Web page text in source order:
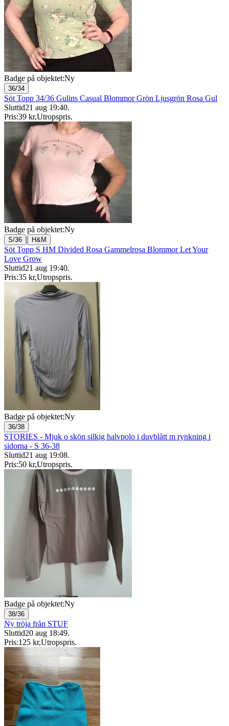
Badge på objektet:Ny
36/34
Söt Topp 34/36 Gulins Casual Blommor Grön Ljusgrön Rosa Gul
Sluttid21 aug 19:40.
Pris:39 kr,Utropspris.
Badge på objektet:Ny
S/36 | H&M
Söt Topp S HM Divided Rosa Gammelrosa Blommor Let Your
Love Grow
Sluttid21 aug 19:40.
Pris:35 kr,Utropspris.
Badge på objektet:Ny
36/38
STORIES - Mjuk o skön silkig halvpolo i duvblått m rynkning i
sidorna - S 36-38
Sluttid21 aug 19:08.
Pris:50 kr,Utropspris.
Badge på objektet:Ny
38/36
Ny tröja från STUF
Sluttid20 aug 18:49.
Pris:125 kr,Utropspris.